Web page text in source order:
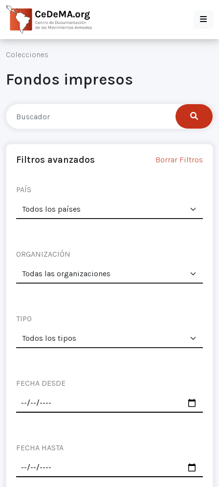
Colecciones
Fondos impresos
Filtros avanzados Borrar Filtros
PAÍS
ORGANIZACIÓN
TIPO
FECHA DESDE
FECHA HASTA